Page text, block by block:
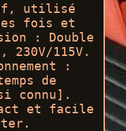
utilisé
fois et
: Double
230V/115V.
:
de
connu].
et facile